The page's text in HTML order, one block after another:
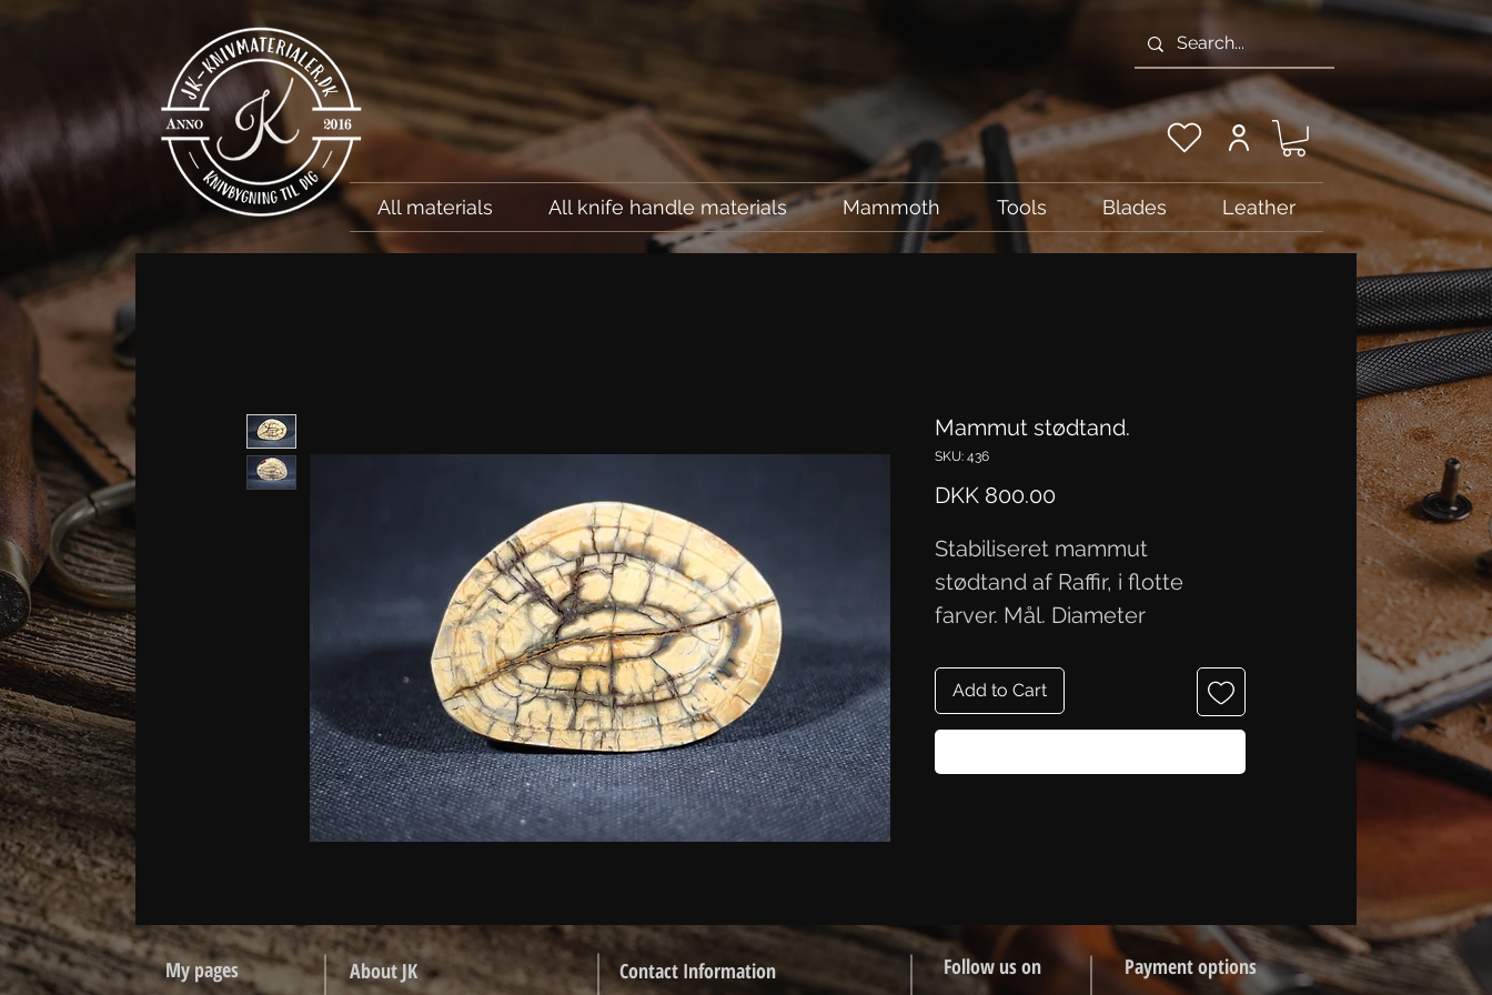
All materials All knife handle materials Mammoth Tools Blades Leather
Mammut stødtand.
SKU: 436
DKK 800.00Price
Stabiliseret mammut
stødtand af Raffir, i flotte
farver. Mål. Diameter
Add to Cart
My pages About JK Contact Information Follow us on Payment options